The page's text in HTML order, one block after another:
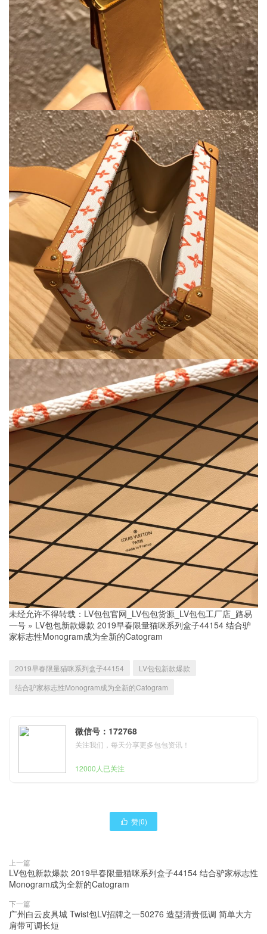
未经允许不得转载： LV包包官网_LV包包货源_LV包包工厂店_路易
一号 » LV包包新款爆款 2019早春限量猫咪系列盒子44154 结合驴
家标志性Monogram成为全新的Catogram
2019早春限量猫咪系列盒子44154
LV包包新款爆款
结合驴家标志性Monogram成为全新的Catogram
微信号：172768
关注我们，每天分享更多包包资讯！
12000人已关注
 赞(0)
上一篇
LV包包新款爆款 2019早春限量猫咪系列盒子44154 结合驴家标志性
Monogram成为全新的Catogram
下一篇
广州白云皮具城 Twist包LV招牌之一50276 造型清贵低调 简单大方
肩带可调长短